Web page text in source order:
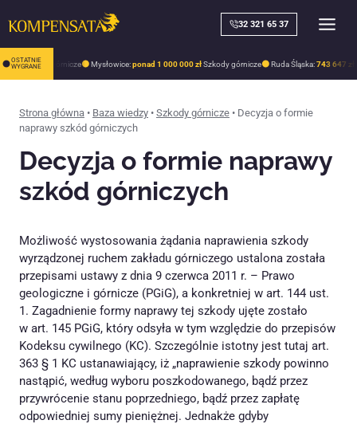
to
32 321 65 37
OSTATNIE
WYGRANE
złSzkody górnicze Mysłowice:ponad 1 000 000 złSzkody górnicze Ruda Śląska:743 647 zł
Strona główna • Baza wiedzy • Szkody górnicze • Decyzja o formie
naprawy szkód górniczych
Decyzja o formie naprawy
szkód górniczych
Możliwość wystosowania żądania naprawienia szkody
wyrządzonej ruchem zakładu górniczego ustalona została
przepisami ustawy z dnia 9 czerwca 2011 r. – Prawo
geologiczne i górnicze (PGiG), a konkretniej w art. 144 ust.
1. Zagadnienie formy naprawy tej szkody ujęte zostało
w art. 145 PGiG, który odsyła w tym względzie do przepisów
Kodeksu cywilnego (KC). Szczególnie istotny jest tutaj art.
363 § 1 KC ustanawiający, iż „naprawienie szkody powinno
nastąpić, według wyboru poszkodowanego, bądź przez
przywrócenie stanu poprzedniego, bądź przez zapłatę
odpowiedniej sumy pieniężnej. Jednakże gdyby